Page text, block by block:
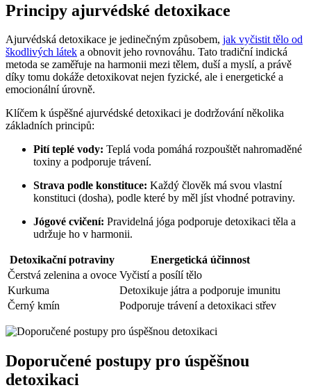
Principy ajurvédské detoxikace
Ajurvédská detoxikace je jedinečným způsobem, jak vyčistit tělo od
škodlivých látek a obnovit jeho rovnováhu. Tato tradiční indická
metoda se zaměřuje na harmonii mezi tělem, duší a myslí, a právě
díky tomu dokáže detoxikovat nejen fyzické, ale i energetické a
emocionální úrovně.
Klíčem k úspěšné ajurvédské detoxikaci je dodržování několika
základních principů:
Pití teplé vody: Teplá voda pomáhá rozpouštět nahromaděné
toxiny a podporuje trávení.
Strava podle konstituce: Každý člověk má svou vlastní
konstituci (dosha), podle které by měl jíst vhodné potraviny.
Jógové cvičení: Pravidelná jóga podporuje detoxikaci těla a
udržuje ho v harmonii.
Detoxikační potraviny
Energetická účinnost
Čerstvá zelenina a ovoce Vyčistí a posílí tělo
Kurkuma
Detoxikuje játra a podporuje imunitu
Černý kmín
Podporuje trávení a detoxikaci střev
Doporučené postupy pro úspěšnou
detoxikaci